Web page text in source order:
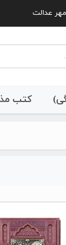
عدالت
کتب